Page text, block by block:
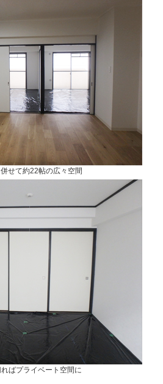
せて約22帖の広々空間
ばプライベート空間に